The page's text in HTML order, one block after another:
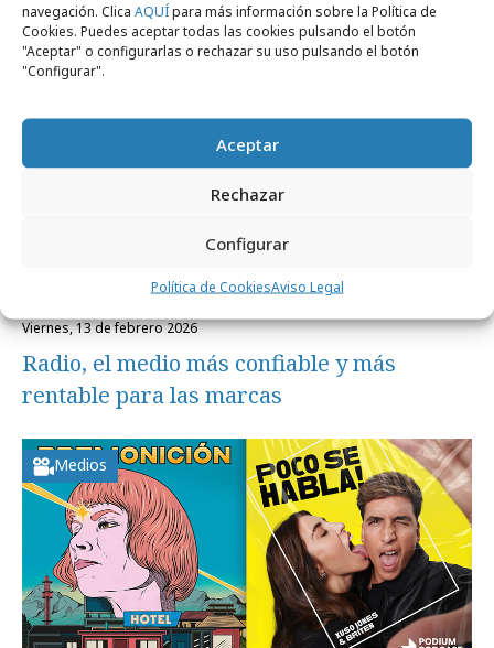
navegación. Clica AQUÍpara más información sobre la Política de
Cookies. Puedes aceptar todas las cookies pulsando el botón
"Aceptar" o configurarlas o rechazar su uso pulsando el botón
"Configurar".
Aceptar
Rechazar
Configurar
Política de CookiesAviso Legal
Medios
viernes, 13 de febrero 2026
Radio, el medio más confiable y más
rentable para las marcas
Medios